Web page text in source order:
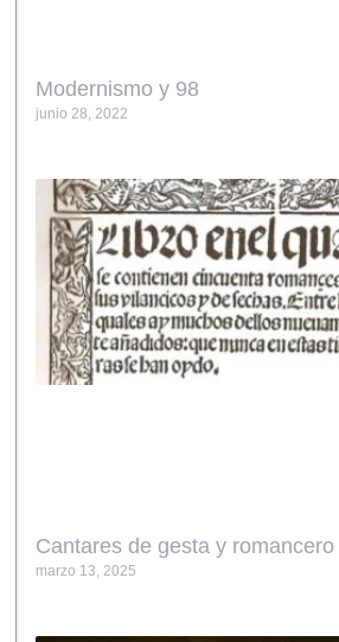
Modernismo y 98
junio 28, 2022
Cantares de gesta y romancero
marzo 13, 2025